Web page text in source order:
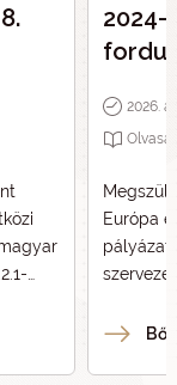
2024-
2026.
Európa